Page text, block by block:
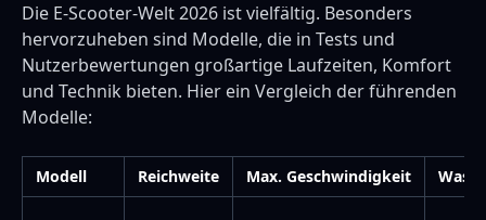
Die E-Scooter-Welt 2026 ist vielfältig. Besonders
hervorzuheben sind Modelle, die in Tests und
Nutzerbewertungen großartige Laufzeiten, Komfort
und Technik bieten. Hier ein Vergleich der führenden
Modelle:
Modell Reichweite Max. Geschwindigkeit